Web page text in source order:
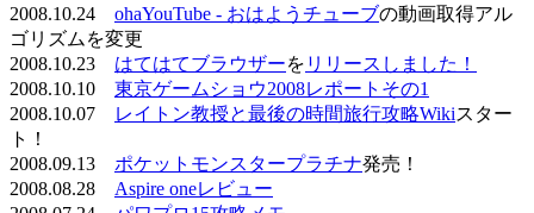
2008.10.24 ohaYouTube - おはようチューブの動画取得アル
ゴリズムを変更
2008.10.23 はてはてブラウザーを リリースしました！
2008.10.10 東京ゲームショウ2008レポートその1
2008.10.07
レイトン教授と最後の時間旅行攻略Wikiスター
ト！
2008.09.13 ポケットモンスタープラチナ発売！
2008.08.28 Aspire oneレビュー